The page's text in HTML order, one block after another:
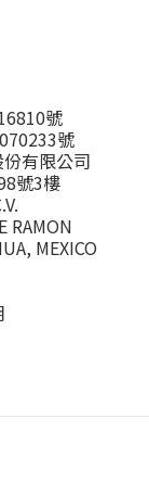
號
號
有限公司
號3樓
RAMON
MEXICO